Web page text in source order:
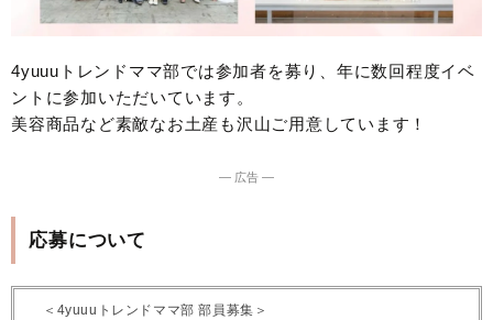
4yuuuトレンドママ部では参加者を募り、年に数回程度イベ
ントに参加いただいています。
美容商品など素敵なお土産も沢山ご用意しています！
― 広告 ―
応募について
＜4yuuuトレンドママ部 部員募集＞